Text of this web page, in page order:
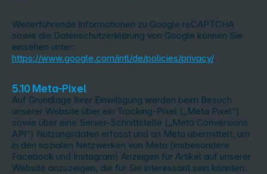
Weiterführende Informationen zu Google reCAPTCHA
sowie die Datenschutzerklärung von Google können Sie
einsehen unter:
https://www.google.com/intl/de/policies/privacy/.
5.10 Meta-Pixel
Auf Grundlage Ihrer Einwilligung werden beim Besuch
unserer Website über ein Tracking-Pixel („Meta Pixel“)
sowie über eine Server-Schnittstelle („Meta Conversions
API“) Nutzungsdaten erfasst und an Meta übermittelt, um
in den sozialen Netzwerken von Meta (insbesondere
Facebook und Instagram) Anzeigen für Artikel auf unserer
Website anzuzeigen, die für Sie interessant sein könnten.